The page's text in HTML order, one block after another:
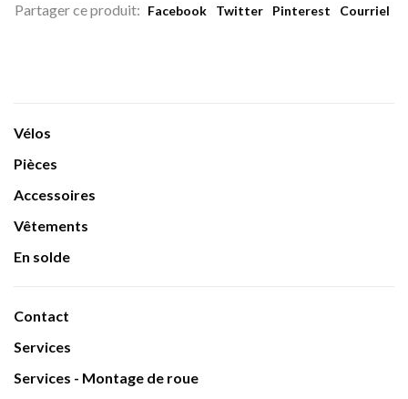
Partager ce produit: Facebook Twitter Pinterest Courriel
Vélos
Pièces
Accessoires
Vêtements
En solde
Contact
Services
Services - Montage de roue